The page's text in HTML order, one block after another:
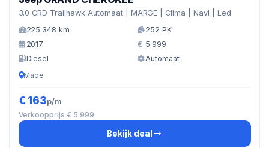
3.0 CRD Trailhawk Automaat | MARGE | Clima | Navi | Led
225.348 km
252 PK
2017
5.999
Diesel
Automaat
Made
€ 163p/m
Verkoopprijs € 5.999
Bekijk deal